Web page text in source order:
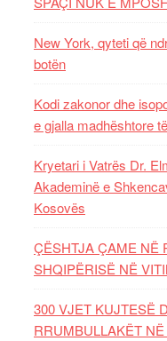
New York, qyteti që
botën
Kodi zakonor dhe
e gjalla madhështore
Kryetari i Vatrës Dr.
Akademinë e
Kosovës
ÇËSHTJA ÇAME NË
SHQIPËRISË NË
300 VJET KUJTESË
RRUMBULLAKËT